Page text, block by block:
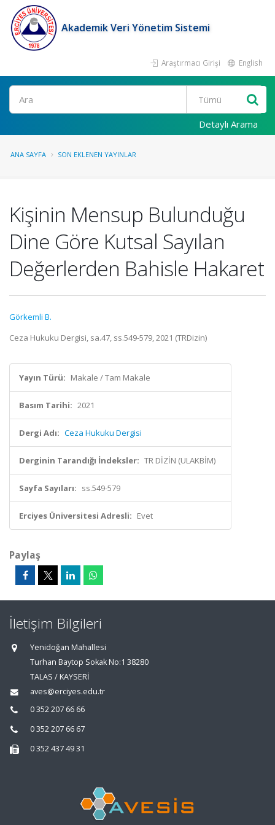
Akademik Veri Yönetim Sistemi
Araştırmacı Girişi English
Ara
Detaylı Arama
ANA SAYFA SON EKLENEN YAYINLAR
Kişinin Mensup Bulunduğu
Dine Göre Kutsal Sayılan
Değerlerden Bahisle Hakaret
Görkemli B.
Ceza Hukuku Dergisi, sa.47, ss.549-579, 2021 (TRDizin)
Yayın Türü: Makale / Tam Makale
Basım Tarihi: 2021
Dergi Adı: Ceza Hukuku Dergisi
Derginin Tarandığı İndeksler: TR DİZİN (ULAKBİM)
Sayfa Sayıları: ss.549-579
Erciyes Üniversitesi Adresli: Evet
Paylaş
İletişim Bilgileri
Yenidoğan Mahallesi
Turhan Baytop Sokak No:1 38280
TALAS / KAYSERİ
aves@erciyes.edu.tr
0 352 207 66 66
0 352 207 66 67
0 352 437 49 31